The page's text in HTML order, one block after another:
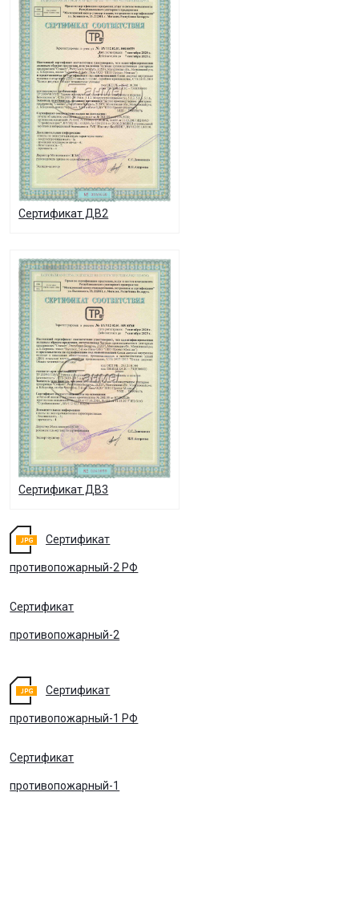
Сертификат ДВ2
Сертификат ДВ3
Сертификат
противопожарный-2 РФ
Сертификат
противопожарный-2
Сертификат
противопожарный-1 РФ
Сертификат
противопожарный-1